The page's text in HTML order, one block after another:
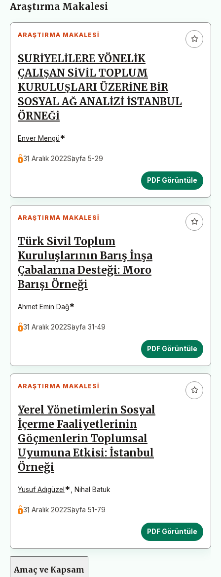
Makaleler
Araştırma Makalesi
ARAŞTIRMA MAKALESI
SURİYELİLERE YÖNELİK
ÇALIŞAN SİVİL TOPLUM
KURULUŞLARI ÜZERİNE BİR
SOSYAL AĞ ANALİZİ İSTANBUL
ÖRNEĞİ
Enver Mengü*
31 Aralık 2022Sayfa 5-29
PDF Görüntüle
ARAŞTIRMA MAKALESI
Türk Sivil Toplum
Kuruluşlarının Barış İnşa
Çabalarına Desteği: Moro
Barışı Örneği
Ahmet Emin Dağ*
31 Aralık 2022Sayfa 31-49
PDF Görüntüle
ARAŞTIRMA MAKALESI
Yerel Yönetimlerin Sosyal
İçerme Faaliyetlerinin
Göçmenlerin Toplumsal
Uyumuna Etkisi: İstanbul
Örneği
Yusuf Adıgüzel * Nihal Batuk
31 Aralık 2022Sayfa 51-79
PDF Görüntüle
Amaç ve Kapsam